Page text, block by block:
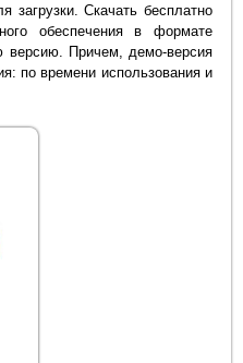
загрузки. Скачать бесплатно
обеспечения в формате
версию. Причем, демо-версия
по времени использования и